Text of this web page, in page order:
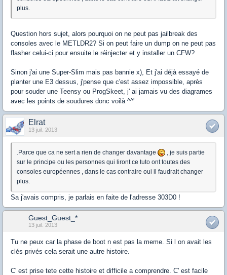
plus.
Question hors sujet, alors pourquoi on ne peut pas jailbreak des
consoles avec le METLDR2? Si on peut faire un dump on ne peut pas
flasher celui-ci pour ensuite le réinjecter et y installer un CFW?
Sinon j'ai une Super-Slim mais pas bannie x), Et j'ai déjà essayé de
planter une E3 dessus, j'pense que c'est assez impossible, après
pour souder une Teensy ou ProgSkeet, j' ai jamais vu des diagrames
avec les points de soudures donc voilà ^^'
Elrat
13 juil. 2013
.Parce que ca ne sert a rien de changer davantage
, je suis partie
sur le principe ou les personnes qui liront ce tuto ont toutes des
consoles européennes , dans le cas contraire oui il faudrait changer
plus.
Sa j'avais compris, je parlais en faite de l'adresse 303D0 !
Guest_Guest_*
13 juil. 2013
Tu ne peux car la phase de boot n est pas la meme. Si l on avait les
clés privés cela serait une autre histoire.
C' est prise tete cette histoire et difficile a comprendre. C' est facile